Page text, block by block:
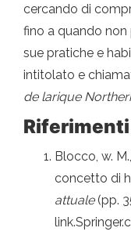
cercando di
fino a quando
sue pratiche e
intitolato e
de larique
Riferimenti
Blocco, w.
concetto di
attuale(pp.